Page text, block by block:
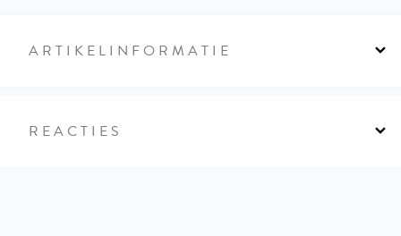
ARTIKELINFORMATIE
REACTIES